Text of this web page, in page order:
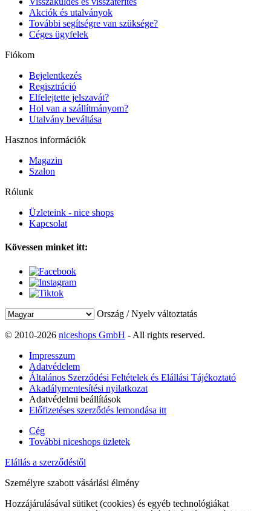
Akciók és utalványok
További segítségre van szüksége?
Céges ügyfelek
Fiókom
Bejelentkezés
Regisztráció
Elfelejtette jelszavát?
Hol van a szállítmányom?
Utalvány beváltása
Hasznos információk
Magazin
Szalon
Rólunk
Üzleteink - nice shops
Kapcsolat
Kövessen minket itt:
Ország / Nyelv változtatás
© 2010-2026 niceshops GmbH - All rights reserved.
Impresszum
Adatvédelem
Általános Szerződési Feltételek és Elállási Tájékoztató
Akadálymentesítési nyilatkozat
Adatvédelmi beállítások
Előfizetéses szerződés lemondása itt
Cég
További niceshops üzletek
Elállás a szerződéstől
Személyre szabott vásárlási élmény
Hozzájárulásával sütiket (cookies) és egyéb technológiákat